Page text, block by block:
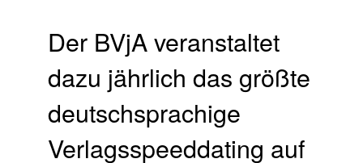
Der BVjA veranstaltet
dazu jährlich das größte
deutschsprachige
Verlagsspeeddating auf